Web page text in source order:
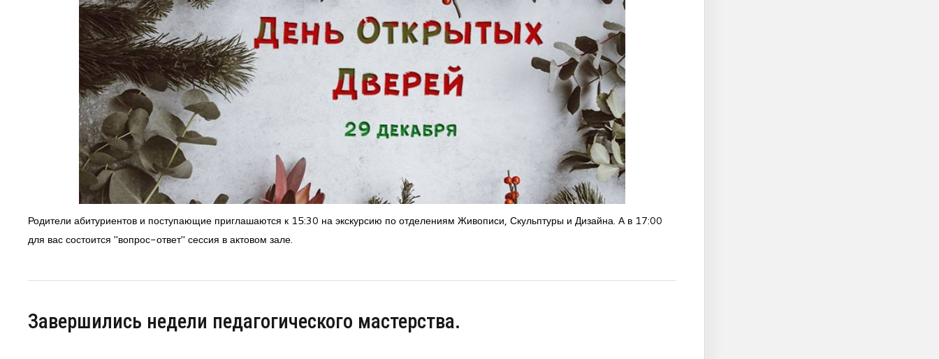
Родители абитуриентов и поступающие приглашаются к 15:30 на экскурсию по отделениям Живописи, Скульптуры и Дизайна. А в 17:00
для вас состоится "вопрос-ответ" сессия в актовом зале.
Завершились недели педагогического мастерства.